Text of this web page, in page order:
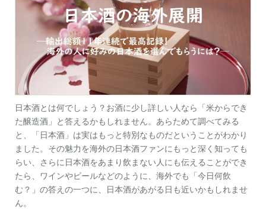
日本酒とは何でしょう？お酒に少し詳しい人なら「米からでき
た醸造酒」と答えるかもしれません。あらためて調べてみる
と、「日本酒」は実はもっと特別なものだということがわかり
ました。その魅力を海外の日本酒ファンにもっと深く知っても
らい、さらに日本酒をあまり飲まない人にも伝えることができ
たら、ワインやビールなどのように、海外でも「今日何飲
む？」の答えの一つに、日本酒があがる日も近いかもしれませ
ん。